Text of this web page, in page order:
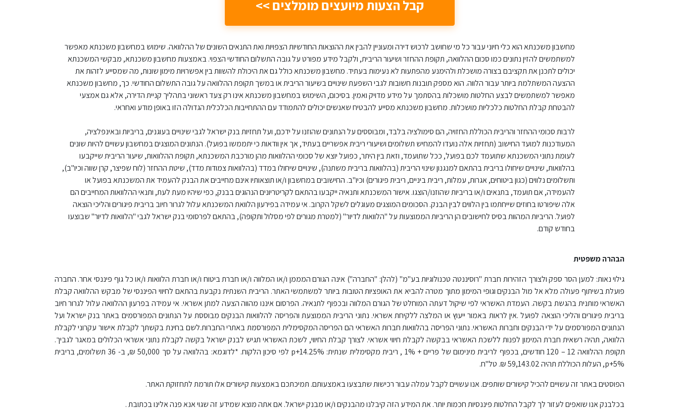
קבל הצעות מיועצים מומלצים >>
מחשבון משכנתא הוא כלי חיוני עבור כל מי שחושב לרכוש דירה ומעוניין להבין את ההוצאות החודשיות הצפויות ואת התנאים השונים של ההלוואה. שימוש במחשבון משכנתא מאפשר
למשתמשים להזין נתונים כמו סכום ההלוואה, תקופת ההחזר ושיעור הריבית, ולקבל מידע מפורט על גובה התשלום החודשי הצפוי. באמצעות מחשבון משכנתא, מבקשי המשכנתא
יכולים לתכנן את תקציבם בצורה מושכלת ולהימנע מהפתעות לא נעימות בעתיד. מחשבון משכנתא כולל גם את היכולת להשוות בין אפשרויות מימון שונות, מה שמסייע לזהות את
ההצעה המשתלמת ביותר עבור הלווה. הוא מספק תובנות חשובות לגבי השפעת שינויים בשיעור הריבית או במשך תקופת ההלוואה על גובה התשלום החודשי. כך, מחשבון משכנתא
מאפשר למשתמשים לבצע החלטות מושכלות בהסתמך על מידע מדויק ואמין. בסיכום, השימוש במחשבון משכנתא אינו רק צעד ראשוני בתהליך קניית הדירה, אלא גם אמצעי
להבטחת קבלת החלטות כלכליות מושכלות. מחשבון משכנתא מסייע להבטיח שאנשים יכולים להתמודד עם ההתחייבות הכלכלית הגדולה הזו באופן מודע ואחראי.
לרבות סכומי ההחזר והריבית הכוללת החזויה, הם סימולציה בלבד, ומבוססים על הנתונים שהוזנו על ידכם, ועל תחזיות בנק ישראל לגבי שינויים בעוגנים, בריביות ובאינפלציה,
המעודכנות למועד החישוב (תחזיות אלה נועדו להמחיש תשלומים ושיעורי ריבית אפשריים בעתיד, אך אין וודאות כי יתממשו בפועל). הנתונים המוצגים במחשבון עשויים להיות שונים
לעומת נתוני המשכנתא שתועמד לכם בפועל, ככל שתועמד, וזאת בין היתר, כפועל יוצא של סכומי ההלוואות מהן מורכבת המשכנתא, תקופת ההלוואות, שיעור הריבית שייקבעו
בהלוואות, שינויים שיחולו בריבית בהתאם למנגנון שינוי הריבית (בהלוואות בריבית משתנה), שינויים שיחולו במדד (בהלוואות צמודות מדד), שיטת ההחזר (לוח שפיצר, קרן שווה וכיו"ב),
ותשלומים נלווים (כגון ביטוחים, אגרות, עמלות, ריבית ביניים, ריבית פיגורים) וכיו"ב. החישובים במחשבון ו/או תוצאותיו אינם מחייבים את הבנק להעמיד את המשכנתא בפועל או
להעמידה, אם תועמד, בתנאים ו/או בריביות שהוזנו/הוצגו. אישור המשכנתא ותנאיה ייקבעו בהתאם לקריטריונים הנהוגים בבנק, כפי שיהיו מעת לעת, ותנאי ההלוואות המחייבים הם
אלה שיפורטו בחוזים שייחתמו בין הלווים לבין הבנק. הסכומים המוצגים מעוגלים לשקל הקרוב. אי עמידה בפירעון הלוואת המשכנתא עלול לגרור חיוב בריבית פיגורים והליכי הוצאה
לפועל. הריביות המהוות בסיס לחישובים הן הריביות הממוצעות על "הלוואות לדיור" (למטרת מגורים לפי מסלול ותקופה), בהתאם לפרסומי בנק ישראל לגבי "הלוואות לדיור" שבוצעו
בחודש קודם.
הבהרה משפטית
גילוי נאות: למען הסר ספק ולצורך הזהירות חברת "רוסיננטה טכנולוגיות בע"מ" (להלן: "החברה") אינה הגורם המממן ו/או המלווה ו/או חברת ביטוח ו/או חברת הלוואות ו/או כל גוף פיננסי אחר. החברה
פועלת בשיתוף פעולה מלא אל מול הבנקים וגופי המימון מתוך מטרה להביא את האופציות הטובות ביותר למשתמשי האתר. הריבית השנתית נקבעת בהתאם לחיווי הפיננסי של מבקש ההלוואה קבלת
האשראי מותנית בהגשת בקשה. העמדת האשראי לפי שיקול דעתה המוחלט של הגורם המלווה ובכפוף לתנאיה. הפרסום איננו מהווה הצעה למתן אשראי. אי עמידה בפרעון ההלוואה עלול לגרור חיוב
בריבית פיגורים והליכי הוצאה לפועל .אין לראות באמור ייעוץ או המלצה ללקיחת אשראי. נתוני הריבית הממוצעת והפריסה להלוואות הבנקים מבוססת על הנתונים המפורסמים באתר בנק ישראל ועל
הנתונים המפורסמים על ידי הבנקים וחברות האשראי. נתוני הפריסה בהלוואות חברות האשראי הם הפריסה המקסימלית המפורסמת באתרי החברות.לשם בחינת בקשתך לקבלת אישור עקרוני לקבלת
הלוואה, תהיה רשאית חברת המימון לפנות ללשכת האשראי בבקשה לקבלת חיווי אשראי. לצורך קבלת החיווי, לשכת האשראי תגיש לבנק ישראל בקשה לקבלת נתוני אשראי הכלולים במאגר לגביך.
תקופת ההלוואה 12 – 120 חודשים, בכפוף לריבית מינימום של פריים + 1% , ריבית מקסימלית שנתית: p+14.25% לפי סיכון הלקוח. *לדוגמא: בהלוואה על סך 50,000 ₪, ב- 36 תשלומים, בריבית
p+5%, העלות הכוללת תהיה 59,143.02 ₪. טל"ח.
הפוסטים באתר זה עשויים להכיל קישורים שותפים. אנו עשויים לקבל עמלה עבור רכישות שתבצעו באמצעותם. תמיכתכם באמצעות קישורים אלו תורמת לתחזוקת האתר.
בכלבנק אנו שואפים לעזור לך לקבל החלטות פיננסיות חכמות יותר. את המידע הזה קיבלנו מהבנקים ו/או מבנק ישראל. אם אתה מוצא שמידע זה שגוי אנא פנה אלינו בכתובת.